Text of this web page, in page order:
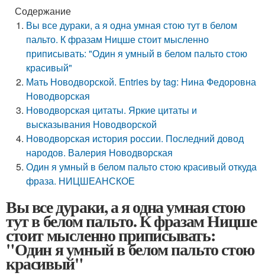
Содержание
Вы все дураки, а я одна умная стою тут в белом
пальто. К фразам Ницше стоит мысленно
приписывать: "Один я умный в белом пальто стою
красивый"
Мать Новодворской. Entries by tag: Нина Федоровна
Новодворская
Новодворская цитаты. Яркие цитаты и
высказывания Новодворской
Новодворская история россии. Последний довод
народов. Валерия Новодворская
Один я умный в белом пальто стою красивый откуда
фраза. НИЦШЕАНСКОЕ
Вы все дураки, а я одна умная стою
тут в белом пальто. К фразам Ницше
стоит мысленно приписывать:
"Один я умный в белом пальто стою
красивый"